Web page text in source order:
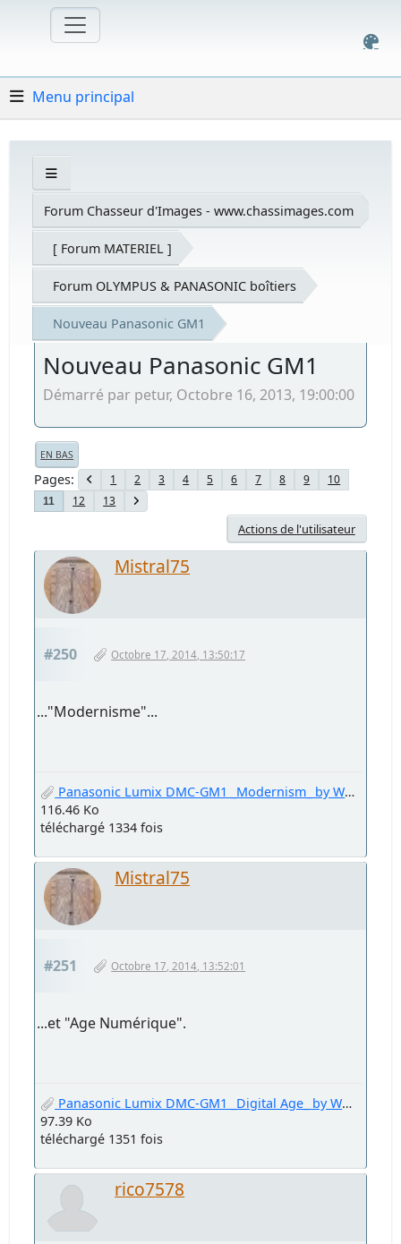
Menu principal
Forum Chasseur d'Images - www.chassimages.com
[ Forum MATERIEL ]
Forum OLYMPUS & PANASONIC boîtiers
Nouveau Panasonic GM1
Nouveau Panasonic GM1
Démarré par petur, Octobre 16, 2013, 19:00:00
EN BAS
Pages 1 2 3 4 5 6 7 8 9 10
11 12 13
Actions de l'utilisateur
Mistral75
#250 Octobre 17, 2014, 13:50:17
..."Modernisme"...
Panasonic Lumix DMC-GM1 _Modernism_ by Welter Oberfell.jpg
116.46 Ko
téléchargé 1334 fois
Mistral75
#251 Octobre 17, 2014, 13:52:01
...et "Age Numérique".
Panasonic Lumix DMC-GM1 _Digital Age_ by Welter Oberfell.jpg
97.39 Ko
téléchargé 1351 fois
rico7578